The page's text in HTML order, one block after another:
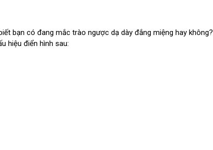
bạn có đang mắc trào ngược dạ dày đắng miệng hay không?
hiệu điển hình sau: